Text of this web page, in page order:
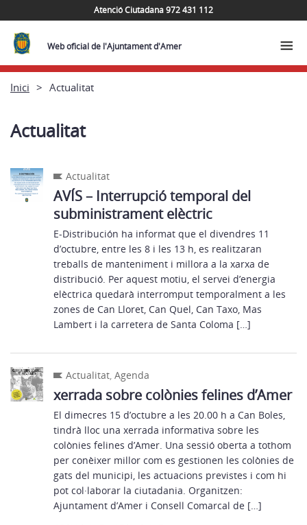
Atenció Ciutadana 972 431 112
Web oficial de l'Ajuntament d'Amer
Inici Actualitat
Actualitat
Actualitat
AVÍS – Interrupció temporal del
subministrament elèctric
E-Distribución ha informat que el divendres 11
d’octubre, entre les 8 i les 13 h, es realitzaran
treballs de manteniment i millora a la xarxa de
distribució. Per aquest motiu, el servei d’energia
elèctrica quedarà interromput temporalment a les
zones de Can Lloret, Can Quel, Can Taxo, Mas
Lambert i la carretera de Santa Coloma […]
Actualitat,Agenda
xerrada sobre colònies felines d’Amer
El dimecres 15 d’octubre a les 20.00 h a Can Boles,
tindrà lloc una xerrada informativa sobre les
colònies felines d’Amer. Una sessió oberta a tothom
per conèixer millor com es gestionen les colònies de
gats del municipi, les actuacions previstes i com hi
pot col·laborar la ciutadania. Organitzen:
Ajuntament d’Amer i Consell Comarcal de […]